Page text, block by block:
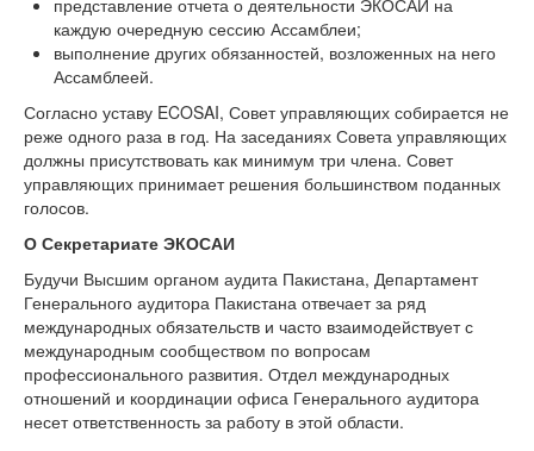
представление отчета о деятельности ЭКОСАИ на
каждую очередную сессию Ассамблеи;
выполнение других обязанностей, возложенных на него
Ассамблеей.
Согласно уставу ECOSAI, Совет управляющих собирается не
реже одного раза в год. На заседаниях Совета управляющих
должны присутствовать как минимум три члена. Совет
управляющих принимает решения большинством поданных
голосов.
О Секретариате ЭКОСАИ
Будучи Высшим органом аудита Пакистана, Департамент
Генерального аудитора Пакистана отвечает за ряд
международных обязательств и часто взаимодействует с
международным сообществом по вопросам
профессионального развития. Отдел международных
отношений и координации офиса Генерального аудитора
несет ответственность за работу в этой области.